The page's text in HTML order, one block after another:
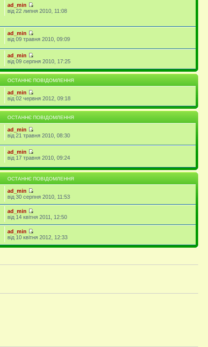
ad_min
від 22 липня 2010, 11:08
ad_min
від 09 травня 2010, 09:09
ad_min
від 09 серпня 2010, 17:25
ОСТАННЄ ПОВІДОМЛЕННЯ
ad_min
від 02 червня 2012, 09:18
ОСТАННЄ ПОВІДОМЛЕННЯ
ad_min
від 21 травня 2010, 08:30
ad_min
від 17 травня 2010, 09:24
ОСТАННЄ ПОВІДОМЛЕННЯ
ad_min
від 30 серпня 2010, 11:53
ad_min
від 14 квітня 2011, 12:50
ad_min
від 10 квітня 2012, 12:33